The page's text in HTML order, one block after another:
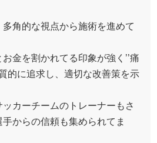
角的な視点から施術を進めて
金を割かれてる印象が強く’’痛
的に追求し、適切な改善策を示
カーチームのトレーナーもさ
からの信頼も集められてま